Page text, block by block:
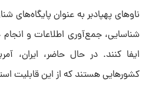
ناوهای پهپادبر به عنوان پایگاه‌های
شناسایی، جمع‌آوری اطلاعات و
ایفا کنند. در حال حاضر، ایران،
کشورهایی هستند که از این قابلیت